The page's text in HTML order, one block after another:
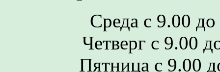
Среда с 9.00
Четверг с 9.00
Пятница с 9.00